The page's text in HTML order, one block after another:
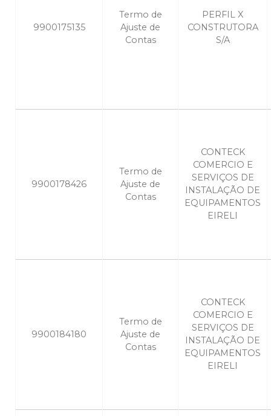
9900175135
Termo de
Ajuste de
Contas
PERFIL X
CONSTRUTORA
S/A
9900178426
Termo de
Ajuste de
Contas
CONTECK
COMERCIO E
SERVIÇOS DE
INSTALAÇÃO DE
EQUIPAMENTOS
EIRELI
9900184180
Termo de
Ajuste de
Contas
CONTECK
COMERCIO E
SERVIÇOS DE
INSTALAÇÃO DE
EQUIPAMENTOS
EIRELI